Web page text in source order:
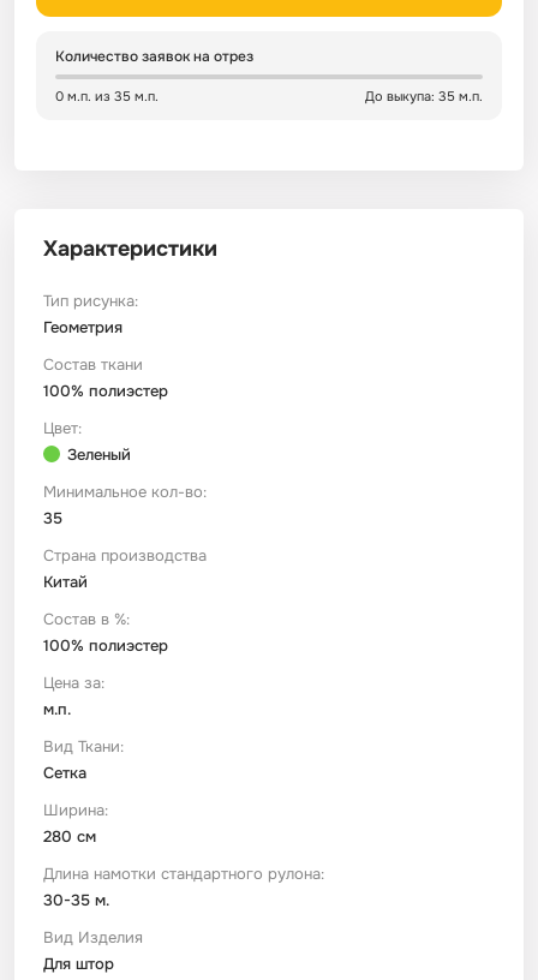
Количество заявок на отрез
0 м.п. из 35 м.п. До выкупа: 35 м.п.
Характеристики
Тип рисунка:
Геометрия
Состав ткани
100% полиэстер
Цвет:
Зеленый
Минимальное кол-во:
35
Страна производства
Китай
Состав в %:
100% полиэстер
Цена за:
м.п.
Вид Ткани:
Сетка
Ширина:
280 см
Длина намотки стандартного рулона:
30-35 м.
Вид Изделия
Для штор
Сатин
Сатин Страйп
Сатин Твил
Сетка
Ситец
ТиСи Твил
Трикотаж
Тюль
Фланель
Штапель
Зеленый
Детский
Город / архитектура
Морская тема
Космос
Техника / транспорт